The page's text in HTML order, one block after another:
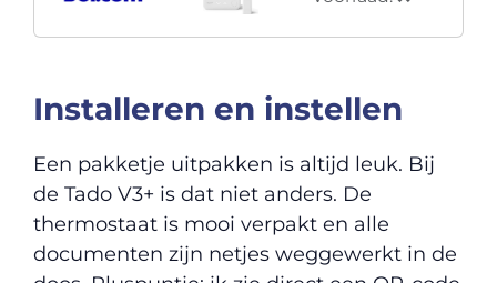
Installeren en instellen
Een pakketje uitpakken is altijd leuk. Bij
de Tado V3+ is dat niet anders. De
thermostaat is mooi verpakt en alle
documenten zijn netjes weggewerkt in de